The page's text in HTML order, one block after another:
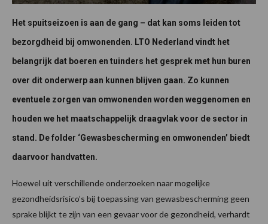
Het spuitseizoen is aan de gang – dat kan soms leiden tot
bezorgdheid bij omwonenden. LTO Nederland vindt het
belangrijk dat boeren en tuinders het gesprek met hun buren
over dit onderwerp aan kunnen blijven gaan. Zo kunnen
eventuele zorgen van omwonenden worden weggenomen en
houden we het maatschappelijk draagvlak voor de sector in
stand. De folder ‘Gewasbescherming en omwonenden’ biedt
daarvoor handvatten.
Hoewel uit verschillende onderzoeken naar mogelijke
gezondheidsrisico’s bij toepassing van gewasbescherming geen
sprake blijkt te zijn van een gevaar voor de gezondheid, verhardt